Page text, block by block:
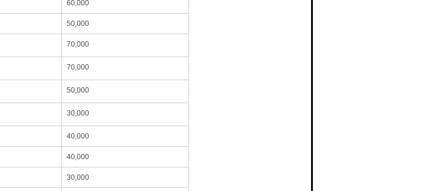
60,000
50,000
70,000
70,000
50,000
30,000
40,000
40,000
30,000